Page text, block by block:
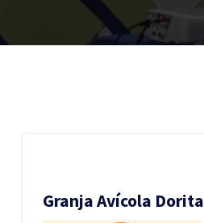
Granja Avícola Dorita